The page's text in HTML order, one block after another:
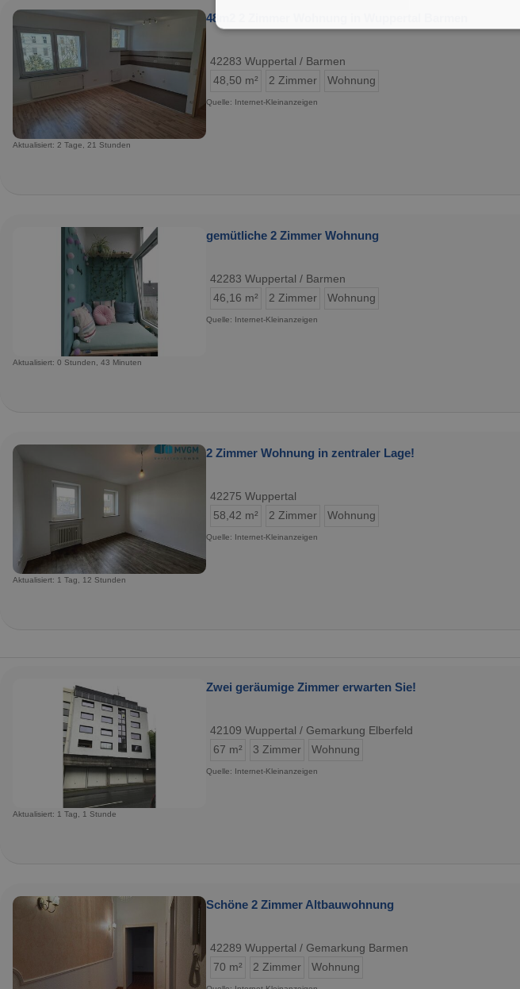
48m2 2 Zimmer Wohnung in Wuppertal Barmen
42283 Wuppertal / Barmen
48,50 m²
2 Zimmer Wohnung
Quelle: Internet-Kleinanzeigen
Aktualisiert: 2 Tage, 21 Stunden
gemütliche 2 Zimmer Wohnung
42283 Wuppertal / Barmen
46,16 m²
2 Zimmer Wohnung
Quelle: Internet-Kleinanzeigen
Aktualisiert: 0 Stunden, 43 Minuten
2 Zimmer Wohnung in zentraler Lage!
42275 Wuppertal
58,42 m²
2 Zimmer Wohnung
Quelle: Internet-Kleinanzeigen
Aktualisiert: 1 Tag, 12 Stunden
Zwei geräumige Zimmer erwarten Sie!
42109 Wuppertal / Gemarkung Elberfeld
67 m²
3 Zimmer Wohnung
Quelle: Internet-Kleinanzeigen
Aktualisiert: 1 Tag, 1 Stunde
Schöne 2 Zimmer Altbauwohnung
42289 Wuppertal / Gemarkung Barmen
70 m²
2 Zimmer Wohnung